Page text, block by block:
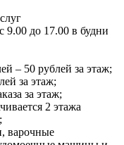
9.00 до 17.00 в будни
– 50 рублей за этаж;
за этаж;
за этаж;
2 этажа
варочные